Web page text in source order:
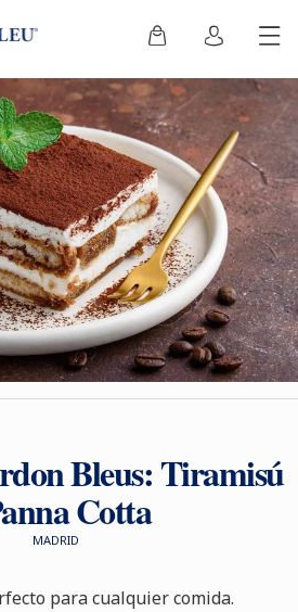
Bleus: Tiramisú
Cotta
MADRID
para cualquier comida.